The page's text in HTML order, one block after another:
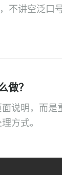
不讲空泛口
做？
说明，而
方式。